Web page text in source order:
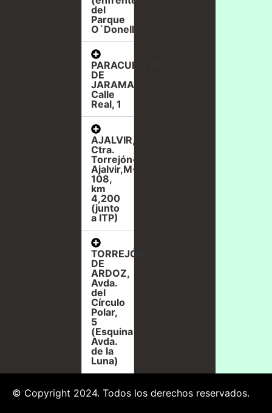
del
Parque
O`Donell)
PARACUELLOS
DE
JARAMA,
Calle
Real, 1
AJALVIR,
Ctra.
Torrejón-
Ajalvir,M-
108,
km
4,200
(junto
a ITP)
TORREJÓN
DE
ARDOZ,
Avda.
del
Círculo
Polar,
5
(Esquina
Avda.
de la
Luna)
© Copyright 2024. Todos los derechos reservados.